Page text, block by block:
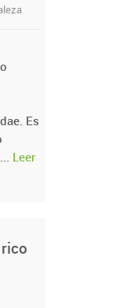
Es
Leer